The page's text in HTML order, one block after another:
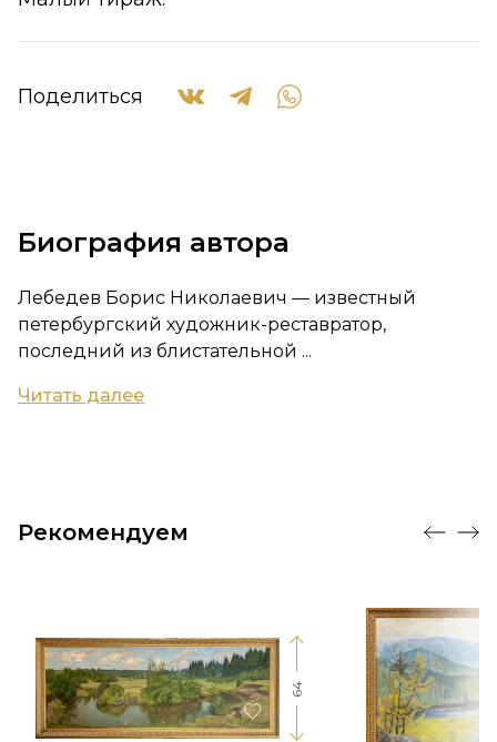
Поделиться
Биография автора
Лебедев Борис Николаевич — известный
петербургский художник-реставратор,
последний из блистательной ...
Читать далее
Рекомендуем
64